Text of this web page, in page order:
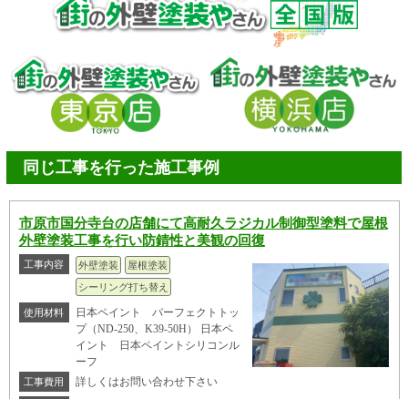
同じ工事を行った施工事例
市原市国分寺台の店舗にて高耐久ラジカル制御型塗料で屋根
外壁塗装工事を行い防錆性と美観の回復
工事内容 外壁塗装
屋根塗装
シーリング打ち替え
使用材料
日本ペイント パーフェクトトッ
プ（ND-250、K39-50H） 日本ペ
イント 日本ペイントシリコンル
ーフ
工事費用 詳しくはお問い合わせ下さい